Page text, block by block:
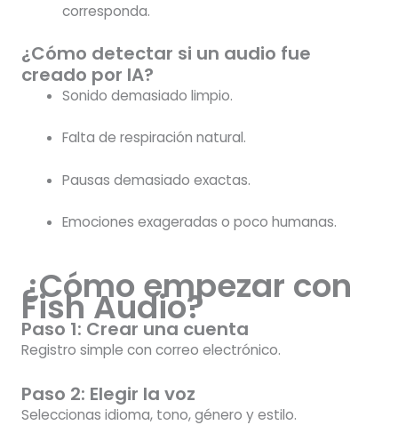
corresponda.
¿Cómo detectar si un audio fue
creado por IA?
Sonido demasiado limpio.
Falta de respiración natural.
Pausas demasiado exactas.
Emociones exageradas o poco humanas.
¿Cómo empezar con
Fish Audio?
Paso 1: Crear una cuenta
Registro simple con correo electrónico.
Paso 2: Elegir la voz
Seleccionas idioma, tono, género y estilo.